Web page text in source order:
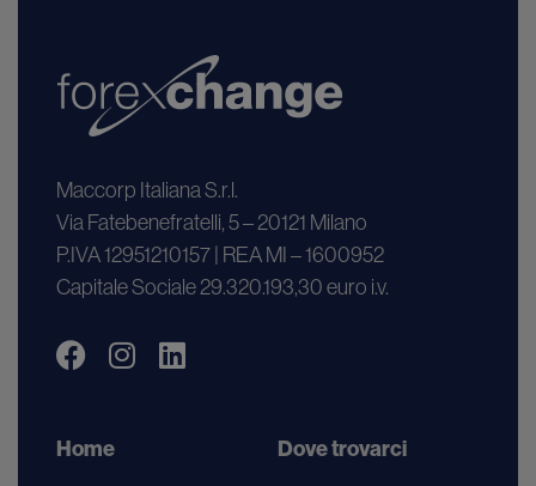
Maccorp Italiana S.r.l.
Via Fatebenefratelli, 5 – 20121 Milano
P.IVA 12951210157 | REA MI – 1600952
Capitale Sociale 29.320.193,30 euro i.v.
Home Dove trovarci